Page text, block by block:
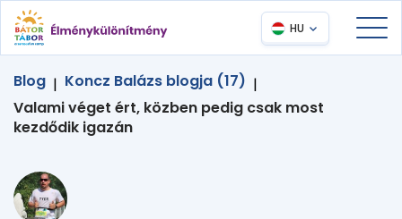
HU
Blog | Koncz Balázs blogja (17) |
Valami véget ért, közben pedig csak most
kezdődik igazán